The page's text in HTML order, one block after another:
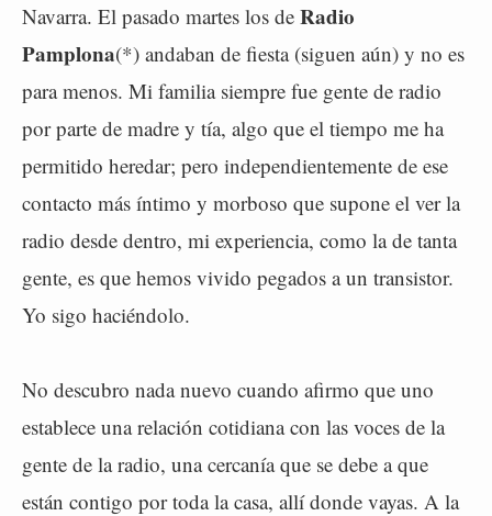
Navarra. El pasado martes los de Radio
Pamplona(*) andaban de fiesta (siguen aún) y no es
para menos. Mi familia siempre fue gente de radio
por parte de madre y tía, algo que el tiempo me ha
permitido heredar; pero independientemente de ese
contacto más íntimo y morboso que supone el ver la
radio desde dentro, mi experiencia, como la de tanta
gente, es que hemos vivido pegados a un transistor.
Yo sigo haciéndolo.
No descubro nada nuevo cuando afirmo que uno
establece una relación cotidiana con las voces de la
gente de la radio, una cercanía que se debe a que
están contigo por toda la casa, allí donde vayas. A la